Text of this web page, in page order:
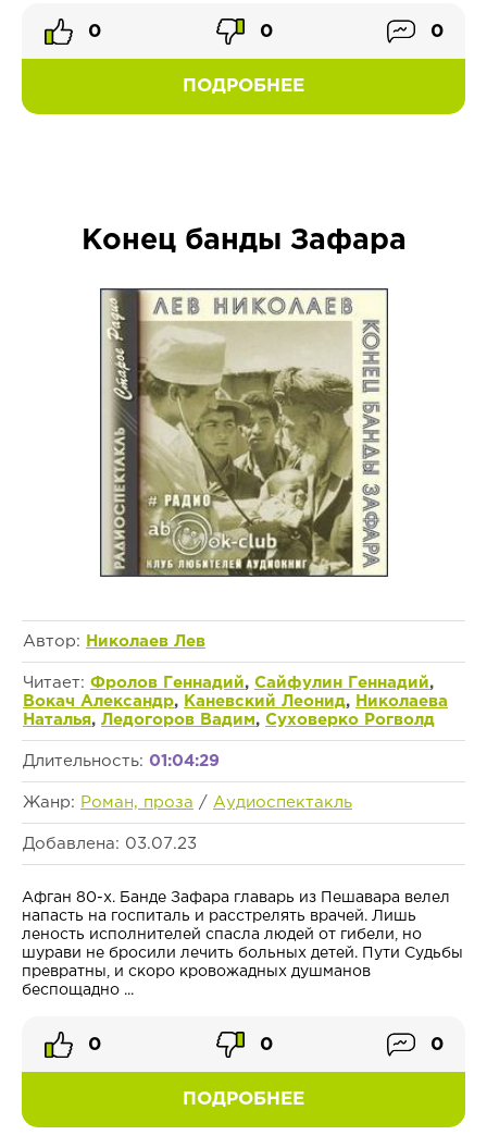
ПОДРОБНЕЕ
0 0 0
Конец банды Зафара
Автор: Николаев Лев
Читает: Фролов Геннадий, Сайфулин Геннадий,
Вокач Александр, Каневский Леонид,
Николаева
Наталья, Ледогоров Вадим, Суховерко Рогволд
Длительность: 01:04:29
Жанр: Роман, проза / Аудиоспектакль
Добавлена: 03.07.23
Афган 80-х. Банде Зафара главарь из Пешавара велел
напасть на госпиталь и расстрелять врачей. Лишь
леность исполнителей спасла людей от гибели, но
шурави не бросили лечить больных детей. Пути Судьбы
превратны, и скоро кровожадных душманов
беспощадно ...
ПОДРОБНЕЕ
0 0 0